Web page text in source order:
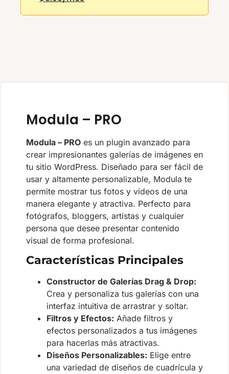
Modula – PRO
Modula – PRO es un plugin avanzado para
crear impresionantes galerías de imágenes en
tu sitio WordPress. Diseñado para ser fácil de
usar y altamente personalizable, Modula te
permite mostrar tus fotos y videos de una
manera elegante y atractiva. Perfecto para
fotógrafos, bloggers, artistas y cualquier
persona que desee presentar contenido
visual de forma profesional.
Características Principales
Constructor de Galerías Drag & Drop:
Crea y personaliza tus galerías con una
interfaz intuitiva de arrastrar y soltar.
Filtros y Efectos: Añade filtros y
efectos personalizados a tus imágenes
para hacerlas más atractivas.
Diseños Personalizables: Elige entre
una variedad de diseños de cuadrícula y